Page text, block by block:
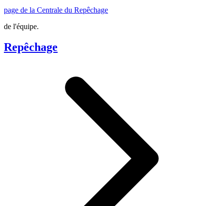
page de la Centrale du Repêchage
de l'équipe.
Repêchage